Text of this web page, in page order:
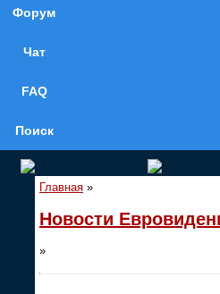
Форум
Чат
FAQ
Поиск
Главная »
Новости
»